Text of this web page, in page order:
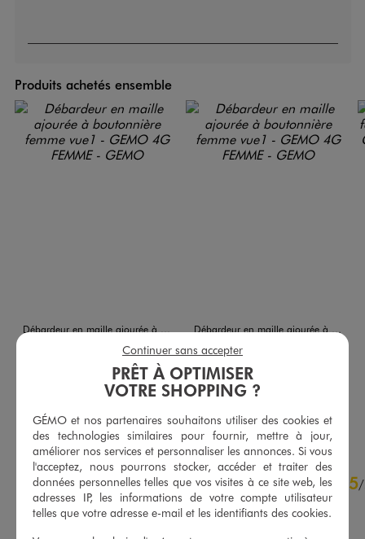
Produits achetés ensemble
Débardeur en maille ajourée à boutonnière femme
4.5/5 de moyenne
(23 avis)
AJOUTERAU PANIER
Débardeur en maille ajourée à boutonnière femme
4.5/5 de moyenne
AJOUTERAU PANIER
4.8/5 5/
Avis vérifié et récompensé
PRÊT À OPTIMISER
VOTRE SHOPPING ?
GÉMO et nos partenaires souhaitons utiliser des cookies et
des technologies similaires pour fournir, mettre à jour,
améliorer nos services et personnaliser les annonces. Si vous
l'acceptez, nous pourrons stocker, accéder et traiter des
données personnelles telles que vos visites à ce site web, les
adresses IP, les informations de votre compte utilisateur
telles que votre adresse e-mail et les identifiants des cookies.
Continuer sans accepter